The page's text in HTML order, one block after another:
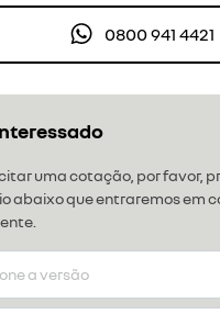
uma cotação, por favor,
abaixo que entraremos em
0800 941 4421